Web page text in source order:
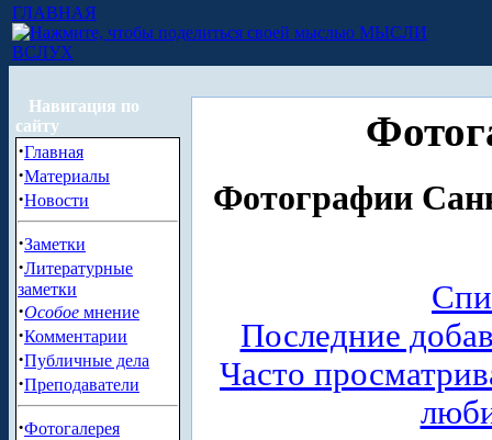
ГЛАВНАЯ
МЫСЛИ
ВСЛУХ
Навигация по
сайту
·Главная
·Материалы
·Новости
·Заметки
·Литературные
заметки
·Особое мнение
·Комментарии
·Публичные дела
·Преподаватели
·Фотогалерея
Фотографии
Последние
Часто